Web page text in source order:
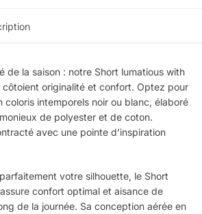
de la saison : notre Short lumatious with
originalité et confort. Optez pour
coloris intemporels noir ou blanc, élaboré
de polyester et de coton.
avec une pointe d’inspiration
votre silhouette, le Short
confort optimal et aisance de
de la journée. Sa conception aérée en